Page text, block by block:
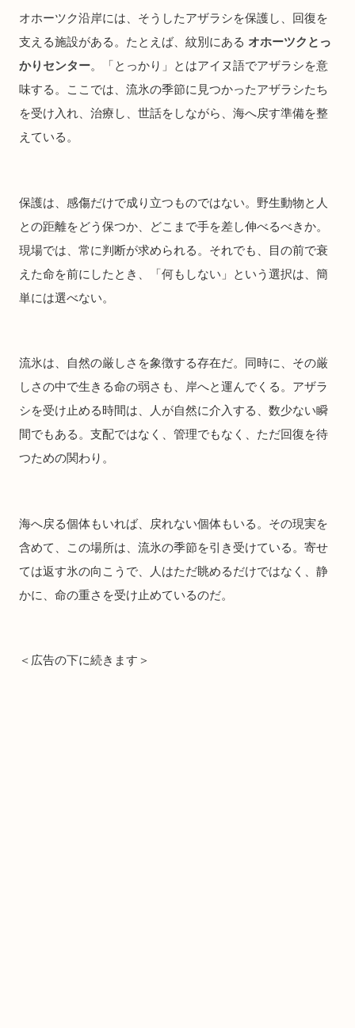
オホーツク沿岸には、そうしたアザラシを保護し、回復を
支える施設がある。たとえば、紋別にある オホーツクとっ
かりセンター。「とっかり」とはアイヌ語でアザラシを意
味する。ここでは、流氷の季節に見つかったアザラシたち
を受け入れ、治療し、世話をしながら、海へ戻す準備を整
えている。
保護は、感傷だけで成り立つものではない。野生動物と人
との距離をどう保つか、どこまで手を差し伸べるべきか。
現場では、常に判断が求められる。それでも、目の前で衰
えた命を前にしたとき、「何もしない」という選択は、簡
単には選べない。
流氷は、自然の厳しさを象徴する存在だ。同時に、その厳
しさの中で生きる命の弱さも、岸へと運んでくる。アザラ
シを受け止める時間は、人が自然に介入する、数少ない瞬
間でもある。支配ではなく、管理でもなく、ただ回復を待
つための関わり。
海へ戻る個体もいれば、戻れない個体もいる。その現実を
含めて、この場所は、流氷の季節を引き受けている。寄せ
ては返す氷の向こうで、人はただ眺めるだけではなく、静
かに、命の重さを受け止めているのだ。
＜広告の下に続きます＞